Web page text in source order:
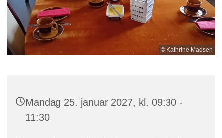
© Kathrine Madsen
Mandag 25. januar 2027, kl. 09:30 -
11:30